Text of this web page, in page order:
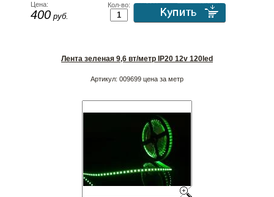
Цена:
400 руб.
Кол-во:
Лента зеленая 9,6 вт/метр IP20 12v 120led
Артикул: 009699 цена за метр